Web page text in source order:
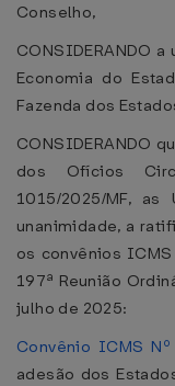
Conselho,
CONSIDERANDO
Economia do
Fazenda dos
CONSIDERANDO
dos Ofícios
1015/2025/MF, as
unanimidade, a
os convênios
197ª Reunião
julho de 2025:
Convênio ICMS
adesão dos